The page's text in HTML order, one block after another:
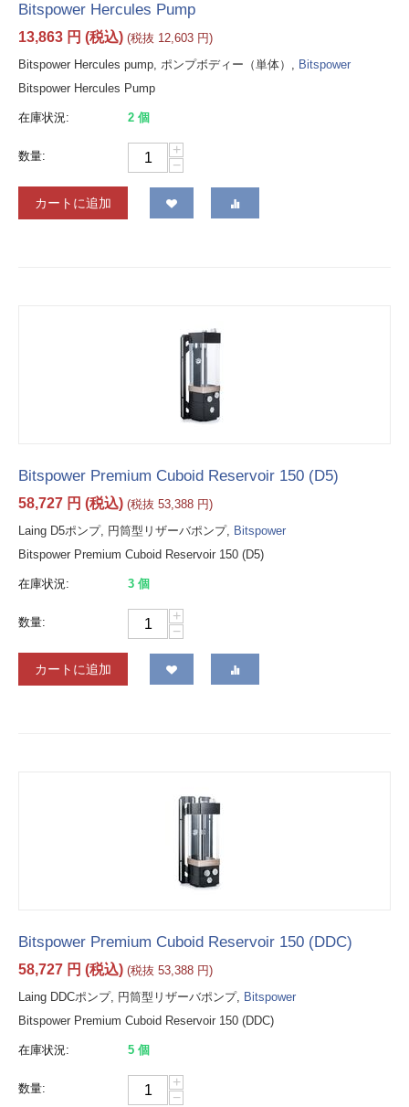
Bitspower Hercules Pump
13,863 円 (税込) (税抜 12,603 円)
Bitspower Hercules pump, ポンプボディー（単体）, Bitspower
Bitspower Hercules Pump
在庫状況: 2 個
数量:
+
−
カートに追加
Bitspower Premium Cuboid Reservoir 150 (D5)
58,727 円 (税込) (税抜 53,388 円)
Laing D5ポンプ, 円筒型リザーバポンプ, Bitspower
Bitspower Premium Cuboid Reservoir 150 (D5)
在庫状況: 3 個
数量:
+
−
カートに追加
Bitspower Premium Cuboid Reservoir 150 (DDC)
58,727 円 (税込) (税抜 53,388 円)
Laing DDCポンプ, 円筒型リザーバポンプ, Bitspower
Bitspower Premium Cuboid Reservoir 150 (DDC)
在庫状況: 5 個
数量:
+
−